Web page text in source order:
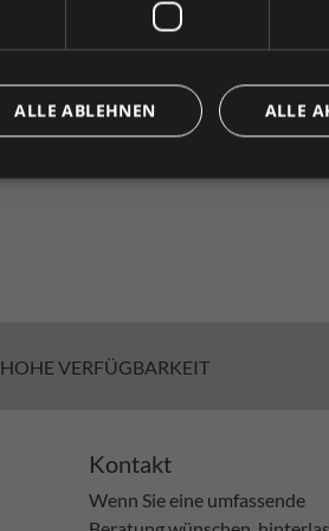
HOHE VERFÜGBARKEIT
Kontakt
Wenn Sie eine umfassende
Geschäftskunde
ALLE
ALLE ABLEHNEN